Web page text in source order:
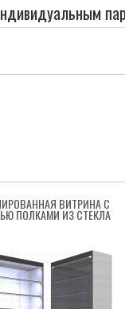
ВИТРИНА С
ПОЛКАМИ ИЗ СТЕКЛА